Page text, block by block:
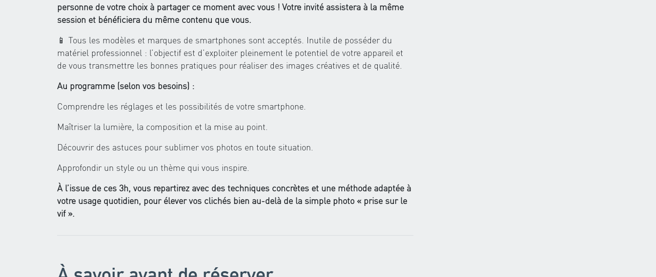
personne de votre choix à partager ce moment avec vous ! Votre invité assistera à la même
session et bénéficiera du même contenu que vous.
📱 Tous les modèles et marques de smartphones sont acceptés. Inutile de posséder du
matériel professionnel : l’objectif est d’exploiter pleinement le potentiel de votre appareil et
de vous transmettre les bonnes pratiques pour réaliser des images créatives et de qualité.
Au programme (selon vos besoins) :
Comprendre les réglages et les possibilités de votre smartphone.
Maîtriser la lumière, la composition et la mise au point.
Découvrir des astuces pour sublimer vos photos en toute situation.
Approfondir un style ou un thème qui vous inspire.
À l’issue de ces 3h, vous repartirez avec des techniques concrètes et une méthode adaptée à
votre usage quotidien, pour élever vos clichés bien au-delà de la simple photo « prise sur le
vif ».